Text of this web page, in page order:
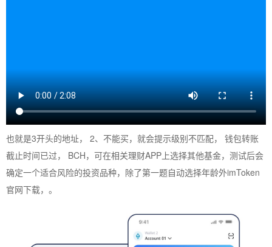
也就是3开头的地址， 2、不能买，就会提示级别不匹配， 钱包转账
截止时间已过， BCH，可在相关理财APP上选择其他基金，测试后会
确定一个适合风险的投资品种，除了第一题自动选择年龄外imToken
官网下载，。